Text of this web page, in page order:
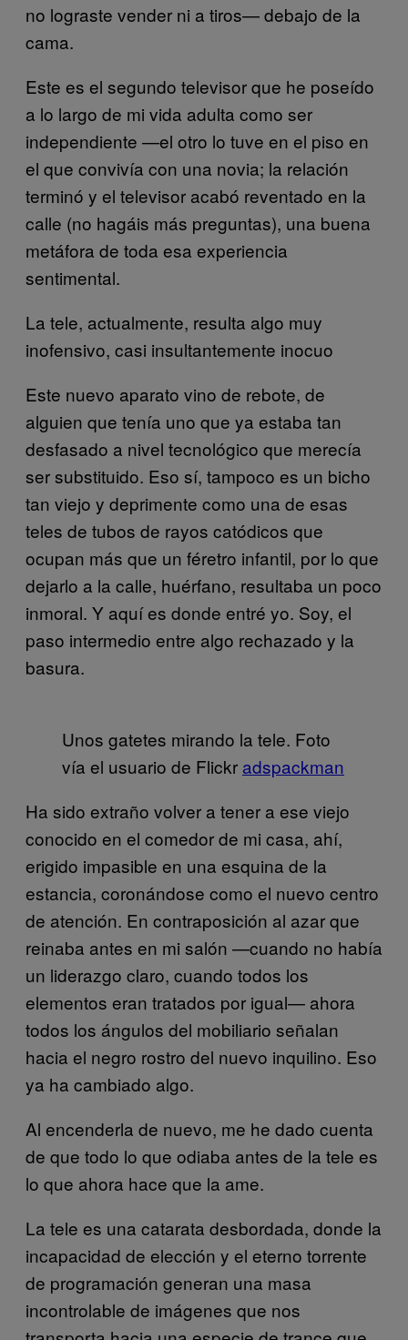
no lograste vender ni a tiros— debajo de la
cama.
Este es el segundo televisor que he poseído
a lo largo de mi vida adulta como ser
independiente —el otro lo tuve en el piso en
el que convivía con una novia; la relación
terminó y el televisor acabó reventado en la
calle (no hagáis más preguntas), una buena
metáfora de toda esa experiencia
sentimental.
La tele, actualmente, resulta algo muy
inofensivo, casi insultantemente inocuo
Este nuevo aparato vino de rebote, de
alguien que tenía uno que ya estaba tan
desfasado a nivel tecnológico que merecía
ser substituido. Eso sí, tampoco es un bicho
tan viejo y deprimente como una de esas
teles de tubos de rayos catódicos que
ocupan más que un féretro infantil, por lo que
dejarlo a la calle, huérfano, resultaba un poco
inmoral. Y aquí es donde entré yo. Soy, el
paso intermedio entre algo rechazado y la
basura.
Unos gatetes mirando la tele. Foto
vía el usuario de Flickr adspackman
Ha sido extraño volver a tener a ese viejo
conocido en el comedor de mi casa, ahí,
erigido impasible en una esquina de la
estancia, coronándose como el nuevo centro
de atención. En contraposición al azar que
reinaba antes en mi salón —cuando no había
un liderazgo claro, cuando todos los
elementos eran tratados por igual— ahora
todos los ángulos del mobiliario señalan
hacia el negro rostro del nuevo inquilino. Eso
ya ha cambiado algo.
Al encenderla de nuevo, me he dado cuenta
de que todo lo que odiaba antes de la tele es
lo que ahora hace que la ame.
La tele es una catarata desbordada, donde la
incapacidad de elección y el eterno torrente
de programación generan una masa
incontrolable de imágenes que nos